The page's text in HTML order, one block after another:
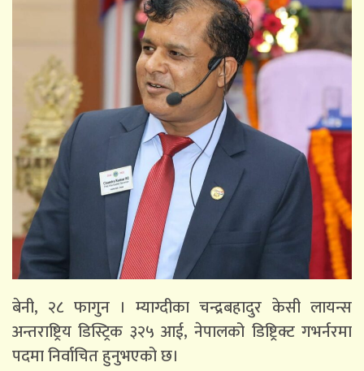
बेनी, २८ फागुन । म्याग्दीका चन्द्रबहादुर केसी लायन्स
अन्तराष्ट्रिय डिस्ट्रिक ३२५ आई, नेपालको डिष्ट्रिक्ट गभर्नरमा
पदमा निर्वाचित हुनुभएको छ।